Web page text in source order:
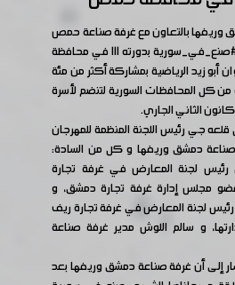
وريفها بالتعاون مع غرفة صناعة حمص
بدورته 111 في محافظة
أبو زيد الرياضية بمشاركة أكثر من مئة
كل المحافظات السورية لتنضم لأسرة
قلعه جي رئيس اللجنة المنظمة للمهرجان
دمشق وريفها و كل من السادة:
رئيس لجنة المعارض في غرفة تجارة
مجلس إدارة غرفة تجارة دمشق، و
لجنة المعارض في غرفة تجارة ريف
و سالم اللوش مدير غرفة صناعة
إلى أن غرفة صناعة دمشق وريفها بعد